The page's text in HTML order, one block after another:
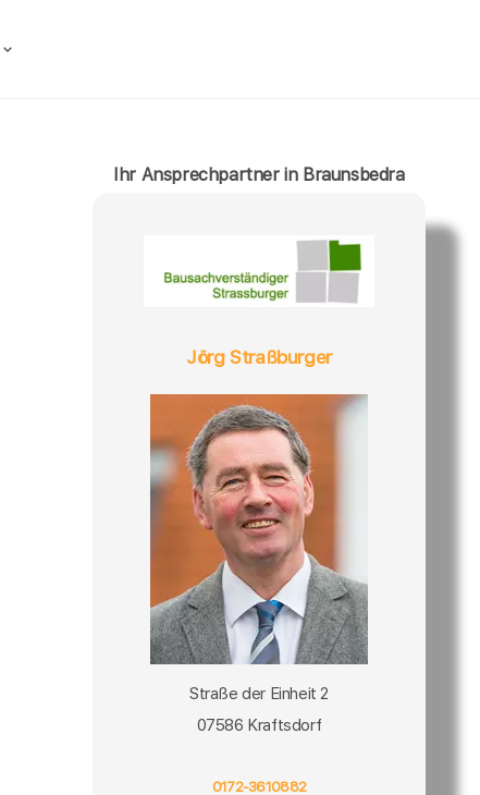
Ihr Ansprechpartner in Braunsbedra
Jörg Straßburger
Straße der Einheit 2
07586 Kraftsdorf
0172-3610882